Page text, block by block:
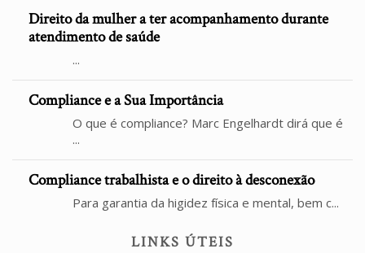
Direito da mulher a ter acompanhamento durante
atendimento de saúde
...
Compliance e a Sua Importância
O que é compliance? Marc Engelhardt dirá que é
...
Compliance trabalhista e o direito à desconexão
Para garantia da higidez física e mental, bem c...
LINKS ÚTEIS